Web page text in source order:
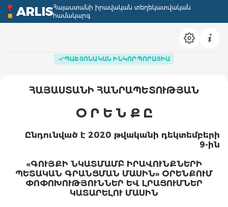
ARLISՀայաստանի իրավական տեղեկատվական
համակարգ
ՊԱՇՏՈՆԱԿԱՆ ԻՆԿՈՐՊՈՐԱՑԻԱ
ՀԱՅԱՍՏԱՆԻ ՀԱՆՐԱՊԵՏՈՒԹՅԱՆ
Օ Ր Ե Ն Ք Ը
Ընդունված է 2020 թվականի դեկտեմբերի
9-ին
«ԳՈՒՅՔԻ ՆԿԱՏՄԱՄԲ ԻՐԱՎՈՒՆՔՆԵՐԻ
ՊԵՏԱԿԱՆ ԳՐԱՆՑՄԱՆ ՄԱՍԻՆ» ՕՐԵՆՔՈՒՄ
ՓՈՓՈԽՈՒԹՅՈՒՆՆԵՐ ԵՎ ԼՐԱՑՈՒՄՆԵՐ
ԿԱՏԱՐԵԼՈՒ ՄԱՍԻՆ